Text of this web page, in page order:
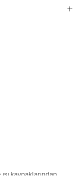
kaynaklarından